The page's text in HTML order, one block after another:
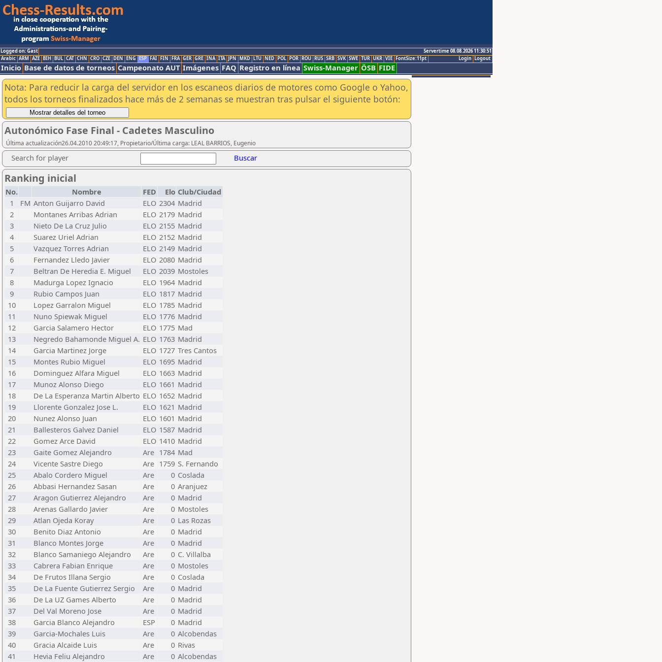
Logged on: Gast
Servertime 08.08.2026 11:30:51
Logout
Login
Arabic ARM AZE BIH BUL CAT CHN CRO CZE DEN ENG ESP FAI FIN FRA GER GRE INA ITA JPN MKD LTU NED POL POR ROU RUS SRB SVK SWE TUR UKR VIE FontSize:11pt
Inicio Base de datos de torneos Campeonato AUT Imágenes FAQ Registro en línea Swiss-Manager ÖSB FIDE
Nota: Para reducir la carga del servidor en los escaneos diarios de motores como Google o Yahoo,
todos los torneos finalizados hace más de 2 semanas se muestran tras pulsar el siguiente botón:
Autonómico Fase Final - Cadetes Masculino
Última actualización26.04.2010 20:49:17, Propietario/Última carga: LEAL BARRIOS, Eugenio
Search for player Buscar
Ranking inicial
No. Nombre FED Elo Club/Ciudad
1
FM Anton Guijarro David ELO 2304 Madrid
2
Montanes Arribas Adrian ELO 2179 Madrid
3
Nieto De La Cruz Julio ELO 2155 Madrid
4
Suarez Uriel Adrian ELO 2152 Madrid
5
Vazquez Torres Adrian ELO 2149 Madrid
6
Fernandez Lledo Javier ELO 2080 Madrid
7
Beltran De Heredia E. Miguel ELO 2039 Mostoles
8
Madurga Lopez Ignacio ELO 1964 Madrid
9
Rubio Campos Juan ELO 1817 Madrid
10
Lopez Garralon Miguel ELO 1785 Madrid
11
Nuno Spiewak Miguel ELO 1776 Madrid
12
Garcia Salamero Hector ELO 1775 Mad
13
Negredo Bahamonde Miguel A. ELO 1763 Madrid
14
Garcia Martinez Jorge ELO 1727 Tres Cantos
15
Montes Rubio Miguel ELO 1695 Madrid
16
Dominguez Alfara Miguel ELO 1663 Madrid
17
Munoz Alonso Diego ELO 1661 Madrid
18
De La Esperanza Martin Alberto ELO 1652 Madrid
19
Llorente Gonzalez Jose L. ELO 1621 Madrid
20
Nunez Alonso Juan ELO 1601 Madrid
21
Ballesteros Galvez Daniel ELO 1587 Madrid
22
Gomez Arce David ELO 1410 Madrid
23
Gaite Gomez Alejandro Are 1784 Mad
24
Vicente Sastre Diego Are 1759 S. Fernando
25
Abalo Cordero Miguel Are 0 Coslada
26
Abbasi Hernandez Sasan Are 0 Aranjuez
27
Aragon Gutierrez Alejandro Are 0 Madrid
28
Arenas Gallardo Javier Are 0 Mostoles
29
Atlan Ojeda Koray Are 0 Las Rozas
30
Benito Diaz Antonio Are 0 Madrid
31
Blanco Montes Jorge Are 0 Madrid
32
Blanco Samaniego Alejandro Are 0 C. Villalba
33
Cabrera Fabian Enrique Are 0 Mostoles
34
De Frutos Illana Sergio Are 0 Coslada
35
De La Fuente Gutierrez Sergio Are 0 Madrid
36
De La UZ Games Alberto Are 0 Madrid
37
Del Val Moreno Jose Are 0 Madrid
38
Garcia Blanco Alejandro ESP 0 Madrid
39
Garcia-Mochales Luis Are 0 Alcobendas
40
Gracia Alcaide Luis Are 0 Rivas
41
Hevia Feliu Alejandro Are 0 Alcobendas